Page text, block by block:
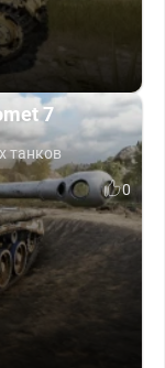
7
танков
0